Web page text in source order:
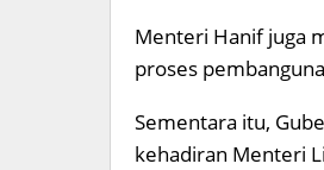
Menteri Hanif juga
proses
Sementara itu,
kehadiran Menteri